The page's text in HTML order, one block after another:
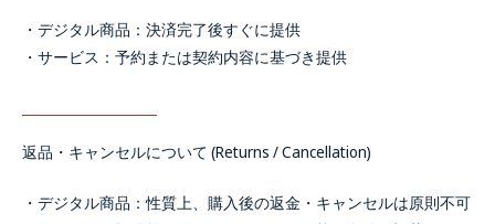
・デジタル商品：決済完了後すぐに提供
・サービス：予約または契約内容に基づき提供
返品・キャンセルについて (Returns / Cancellation)
・デジタル商品：性質上、購入後の返金・キャンセルは原則不可